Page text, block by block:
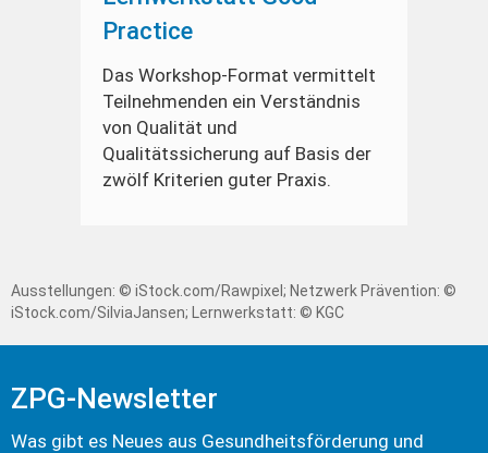
Practice
Das Workshop-Format vermittelt
Teilnehmenden ein Verständnis
von Qualität und
Qualitätssicherung auf Basis der
zwölf Kriterien guter Praxis.
Ausstellungen: © iStock.com/Rawpixel; Netzwerk Prävention: ©
iStock.com/SilviaJansen; Lernwerkstatt: © KGC
ZPG-Newsletter
Was gibt es Neues aus Gesundheits­förderung und